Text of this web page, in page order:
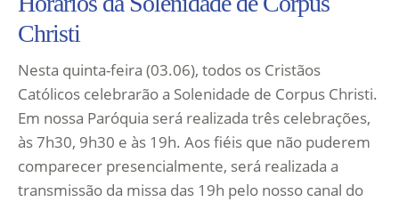
Christi
Nesta quinta-feira (03.06), todos os Cristãos
Católicos celebrarão a Solenidade de Corpus Christi.
Em nossa Paróquia será realizada três celebrações,
às 7h30, 9h30 e às 19h. Aos fiéis que não puderem
comparecer presencialmente, será realizada a
transmissão da missa das 19h pelo nosso canal do